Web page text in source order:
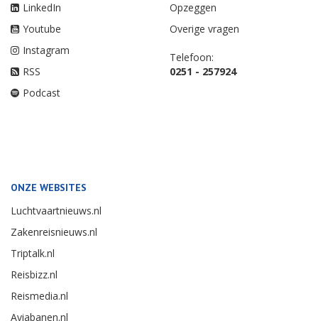
LinkedIn
Youtube
Instagram
RSS
Podcast
Opzeggen
Overige vragen
Telefoon:
0251 - 257924
ONZE WEBSITES
Luchtvaartnieuws.nl
Zakenreisnieuws.nl
Triptalk.nl
Reisbizz.nl
Reismedia.nl
Aviabanen.nl